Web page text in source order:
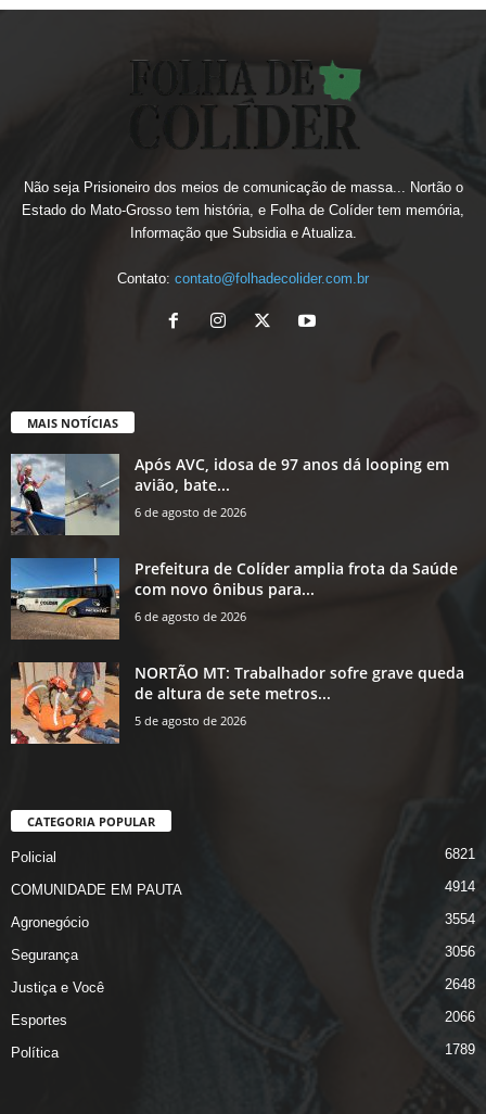
Não seja Prisioneiro dos meios de comunicação de massa... Nortão o
Estado do Mato-Grosso tem história, e Folha de Colíder tem memória,
Informação que Subsidia e Atualiza.
Contato: contato@folhadecolider.com.br
MAIS NOTÍCIAS
Após AVC, idosa de 97 anos dá looping em
avião, bate...
6 de agosto de 2026
Prefeitura de Colíder amplia frota da Saúde
com novo ônibus para...
6 de agosto de 2026
NORTÃO MT: Trabalhador sofre grave queda
de altura de sete metros...
5 de agosto de 2026
CATEGORIA POPULAR
Policial 6821
COMUNIDADE EM PAUTA 4914
Agronegócio 3554
Segurança 3056
Justiça e Você 2648
Esportes 2066
Política 1789